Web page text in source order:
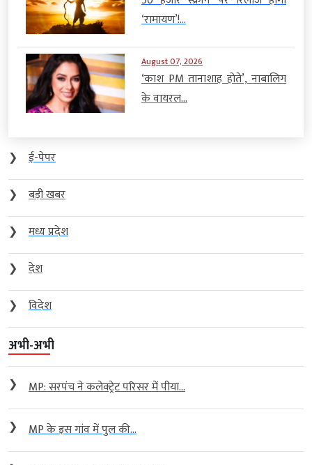
‘रामायण’!...
August 07, 2026
‘काश PM तानाशाह होते’, नाबालिग
के वायरल...
❯
ई-पेपर
❯
बड़ी खबर
❯
मध्य प्रदेश
❯
देश
❯
विदेश
अभी-अभी
❯ MP: सरपंच ने कलेक्ट्रेट परिसर में पीया...
❯ MP के इस गांव में पुल की...